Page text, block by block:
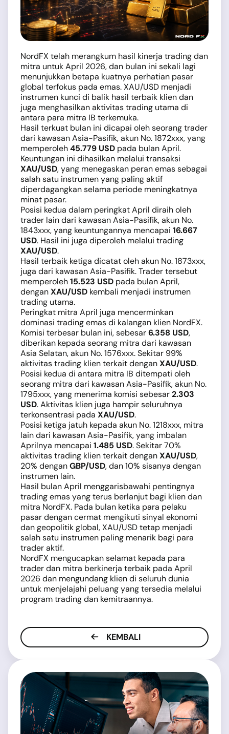
NordFX telah merangkum hasil kinerja trading dan
mitra untuk April 2026, dan bulan ini sekali lagi
menunjukkan betapa kuatnya perhatian pasar
global terfokus pada emas. XAU/USD menjadi
instrumen kunci di balik hasil terbaik klien dan
juga menghasilkan aktivitas trading utama di
antara para mitra IB terkemuka.
Hasil terkuat bulan ini dicapai oleh seorang trader
dari kawasan Asia-Pasifik, akun No. 1872xxx, yang
memperoleh45.779 USD pada bulan April.
Keuntungan ini dihasilkan melalui transaksi
XAU/USD, yang menegaskan peran emas sebagai
salah satu instrumen yang paling aktif
diperdagangkan selama periode meningkatnya
minat pasar.
Posisi kedua dalam peringkat April diraih oleh
trader lain dari kawasan Asia-Pasifik, akun No.
1843xxx, yang keuntungannya mencapai 16.667
USD. Hasil ini juga diperoleh melalui trading
XAU/USD.
Hasil terbaik ketiga dicatat oleh akun No. 1873xxx,
juga dari kawasan Asia-Pasifik. Trader tersebut
memperoleh15.523 USD pada bulan April,
denganXAU/USD kembali menjadi instrumen
trading utama.
Peringkat mitra April juga mencerminkan
dominasi trading emas di kalangan klien NordFX.
Komisi terbesar bulan ini, sebesar6.358 USD,
diberikan kepada seorang mitra dari kawasan
Asia Selatan, akun No. 1576xxx. Sekitar 99%
aktivitas trading klien terkait denganXAU/USD.
Posisi kedua di antara mitra IB ditempati oleh
seorang mitra dari kawasan Asia-Pasifik, akun No.
1795xxx, yang menerima komisi sebesar2.303
USD. Aktivitas klien juga hampir seluruhnya
terkonsentrasi pada XAU/USD.
Posisi ketiga jatuh kepada akun No. 1218xxx, mitra
lain dari kawasan Asia-Pasifik, yang imbalan
Aprilnya mencapai 1.485 USD. Sekitar 70%
aktivitas trading klien terkait denganXAU/USD,
20% denganGBP/USD, dan 10% sisanya dengan
instrumen lain.
Hasil bulan April menggarisbawahi pentingnya
trading emas yang terus berlanjut bagi klien dan
mitra NordFX. Pada bulan ketika para pelaku
pasar dengan cermat mengikuti sinyal ekonomi
dan geopolitik global, XAU/USD tetap menjadi
salah satu instrumen paling menarik bagi para
trader aktif.
NordFX mengucapkan selamat kepada para
trader dan mitra berkinerja terbaik pada April
2026 dan mengundang klien di seluruh dunia
untuk menjelajahi peluang yang tersedia melalui
program trading dan kemitraannya.
KEMBALI